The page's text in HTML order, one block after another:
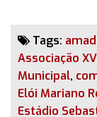
Tags:
Associação
Municipal,
Elói Mariano
Estádio